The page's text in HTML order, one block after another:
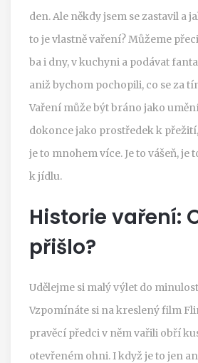
den. Ale někdy jsem se zastavil a
to je vlastně vaření? Můžeme
ba i dny, v kuchyni a podávat
aniž bychom pochopili, co se za
Vaření může být bráno jako
dokonce jako prostředek k
je to mnohem více. Je to vášeň, je
k jídlu.
Historie vaření:
přišlo?
Udělejme si malý výlet do
Vzpomínáte si na kreslený film
pravěcí předci v něm vařili obří
otevřeném ohni. I když je to jen